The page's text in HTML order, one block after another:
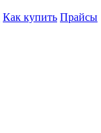
Как купить Прайсы